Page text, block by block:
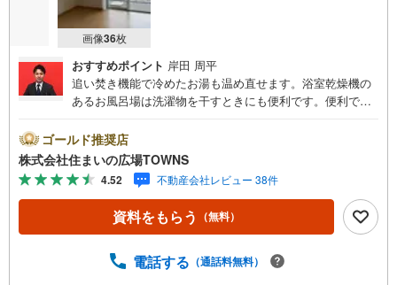
画像36枚
おすすめポイント 岸田 周平
追い焚き機能で冷めたお湯も温め直せます。浴室乾燥機の
あるお風呂場は洗濯物を干すときにも便利です。便利で快
つろぎの空間のある、3LDKの物件です。バルコニーが16.9
5平米の大きさの物件です。帰宅が夜遅くなる方も安心の、
管理人常駐物件。モニターから顔が見えるTVインターホン
付きです。【年中無休/9:00～21:00】人気物件は特にお問
い合わせが集中するため、お早めにお電話下さい。「室
内・現地を見学する」ボタンよりご予約頂くとご見学がス
宅ローンのご相談○ライフプランのシミュレーション■住ま
ゴールド推奨店
株式会社住まいの広場TOWNS
4.52 不動産会社レビュー 38件
資料をもらう （無料）
電話する （通話料無料）